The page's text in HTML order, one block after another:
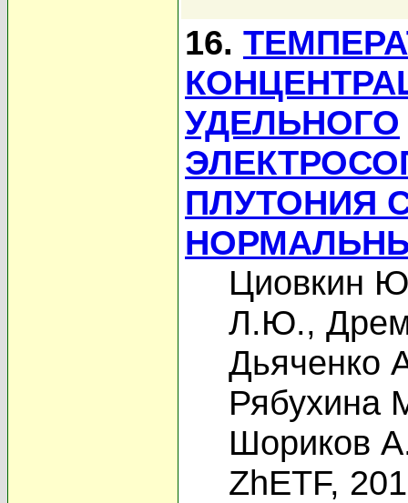
16.
УДЕЛЬНОГО
ПЛУТОНИЯ
Циовкин
Л.Ю.,
Дьяченко
Рябухина
Шориков
ZhETF,